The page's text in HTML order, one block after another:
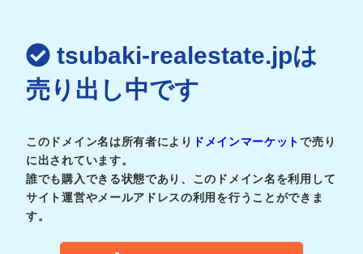
tsubaki-realestate.jpは
売り出し中です
このドメイン名は所有者により ドメインマーケットで売り
に出されています。
誰でも購入できる状態であり、このドメイン名を利用して
サイト運営やメールアドレスの利用を行うことができま
す。